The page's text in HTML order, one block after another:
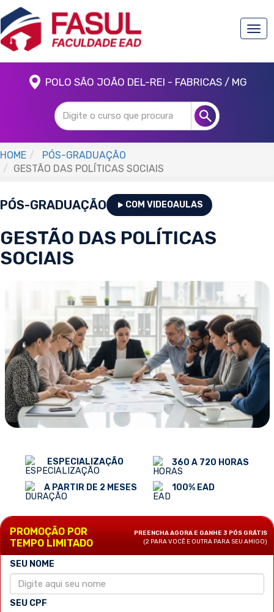
POLO SÃO JOÃO DEL-REI - FABRICAS / MG
HOME
PÓS-GRADUAÇÃO
GESTÃO DAS POLÍTICAS SOCIAIS
PÓS-GRADUAÇÃO COM VIDEOAULAS
GESTÃO DAS POLÍTICAS
SOCIAIS
ESPECIALIZAÇÃO
A PARTIR DE 2 MESES
360 A 720 HORAS
100% EAD
PROMOÇÃO POR
TEMPO LIMITADO
PREENCHA AGORA E GANHE 3 PÓS GRÁTIS
(2 PARA VOCÊ E OUTRA PARA SEU AMIGO)
SEU NOME
SEU CPF